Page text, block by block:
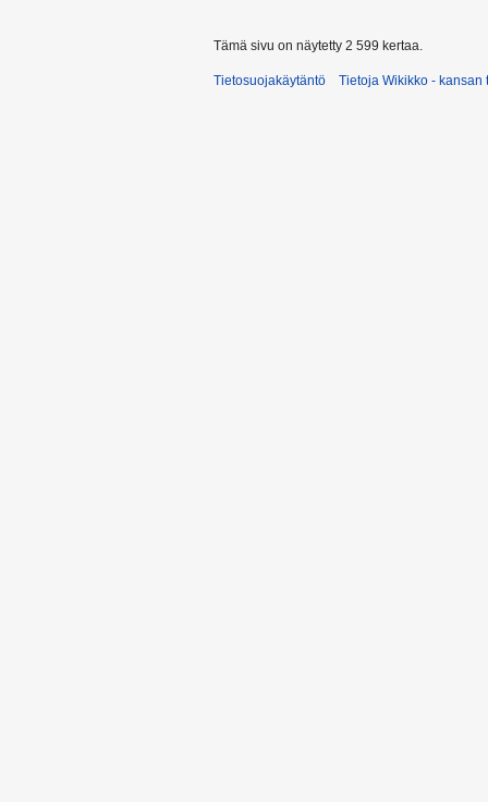
Tämä sivu on näytetty 2 599 kertaa.
Tietosuojakäytäntö Tietoja Wikikko - kansan